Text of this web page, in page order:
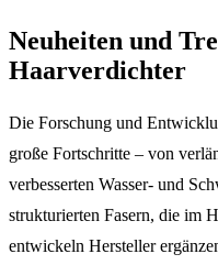
Neuheiten und
Haarverdichter
Die Forschung und
große Fortschritte – von
verbesserten Wasser- und
strukturierten Fasern, die im
entwickeln Hersteller